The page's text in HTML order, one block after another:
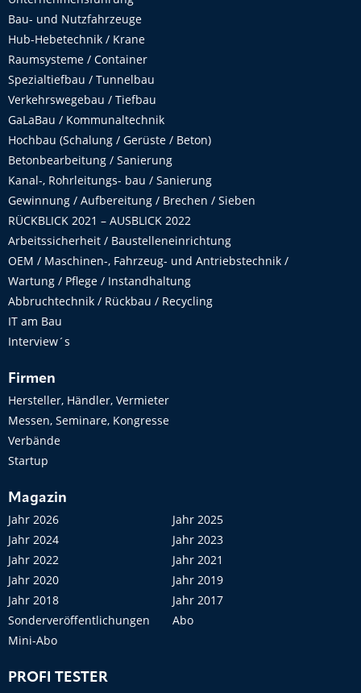
Bau- und Nutzfahrzeuge
Hub-Hebetechnik / Krane
Raumsysteme / Container
Spezialtiefbau / Tunnelbau
Verkehrswegebau / Tiefbau
GaLaBau / Kommunaltechnik
Hochbau (Schalung / Gerüste / Beton)
Betonbearbeitung / Sanierung
Kanal-, Rohrleitungs- bau / Sanierung
Gewinnung / Aufbereitung / Brechen / Sieben
RÜCKBLICK 2021 – AUSBLICK 2022
Arbeitssicherheit / Baustelleneinrichtung
OEM / Maschinen-, Fahrzeug- und Antriebstechnik /
Wartung / Pflege / Instandhaltung
Abbruchtechnik / Rückbau / Recycling
IT am Bau
Interview´s
Firmen
Hersteller, Händler, Vermieter
Messen, Seminare, Kongresse
Verbände
Startup
Magazin
Jahr 2026
Jahr 2025
Jahr 2024
Jahr 2023
Jahr 2022
Jahr 2021
Jahr 2020
Jahr 2019
Jahr 2018
Jahr 2017
Sonderveröffentlichungen
Abo
Mini-Abo
PROFI TESTER